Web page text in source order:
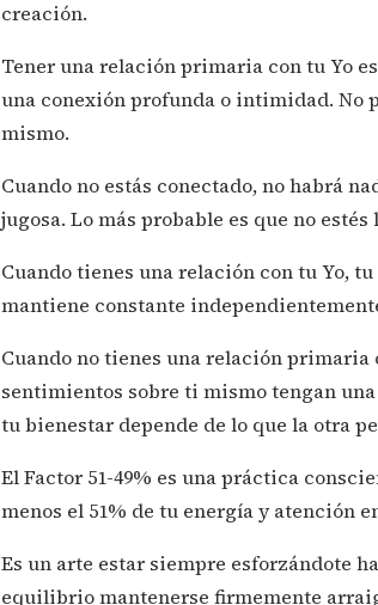
creación.
Tener una relación primaria con tu Yo
una conexión profunda o intimidad. No
mismo.
Cuando no estás conectado, no habrá
jugosa. Lo más probable es que no
Cuando tienes una relación con tu Yo,
mantiene constante
Cuando no tienes una relación primaria
sentimientos sobre ti mismo tengan
tu bienestar depende de lo que la otra
El Factor 51-49% es una práctica
menos el 51% de tu energía y atención
Es un arte estar siempre esforzándote
equilibrio mantenerse firmemente